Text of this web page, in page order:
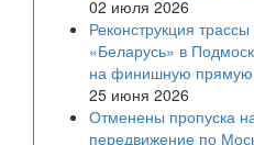
02 июля 2026
Реконструкция
«Беларусь» в
на финишную прямую
25 июня 2026
Отменены пропуска
передвижение по